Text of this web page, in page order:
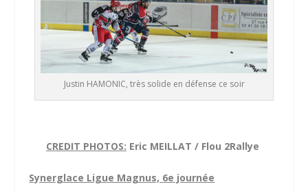
Justin HAMONIC, très solide en défense ce soir
CREDIT PHOTOS: Eric MEILLAT / Flou 2Rallye
Synerglace Ligue Magnus, 6e journée